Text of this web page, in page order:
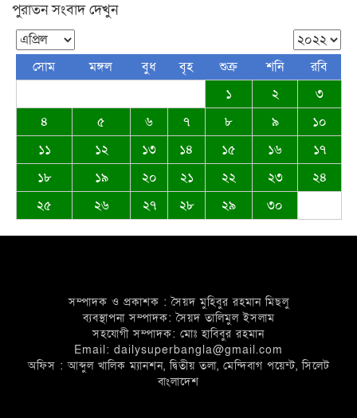
ফিতরের বিশাল জামাত অনুষ্ঠিত: হাজারো
মুসল্লির ঢল
০৩ নং দেওয়ান বাজার ইউনিয়নবাসী সহ দেশ
ও দেশের বাইরে অবস্থানরত সকলকে ঈদের
শুভেচ্ছা জানিয়েছেন খন্দকার আব্দুর রকিব
পুরাতন সংবাদ দেখুন
সোম মঙ্গল বুধ বৃহ শুক্র শনি
রবি
১
২
৩
৪
৫ ৬ ৭ ৮ ৯
১০
১১
১২ ১৩ ১৪ ১৫ ১৬
১৭
১৮
১৯ ২০ ২১ ২২ ২৩
২৪
২৫
২৬ ২৭ ২৮ ২৯ ৩০
সম্পাদক ও প্রকাশক : সৈয়দ মুহিবুর রহমান মিছলু
ব্যবস্থাপনা সম্পাদক: সৈয়দ তালিমুল ইসলাম
সহযোগী সম্পাদক: মোঃ হাবিবুর রহমান
Email: dailysuperbangla@gmail.com
অফিস : আব্দুল খালিক ম্যানশন, দ্বিতীয় তলা, মেন্দিবাগ পয়েন্ট, সিলেট
বাংলাদেশ